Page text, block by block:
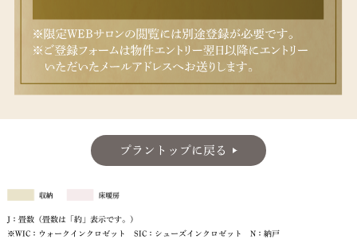
プラントップに戻る
J：畳数（畳数は「約」表示です。）
※WIC：ウォークインクロゼット SIC：シューズインクロゼット N：納戸